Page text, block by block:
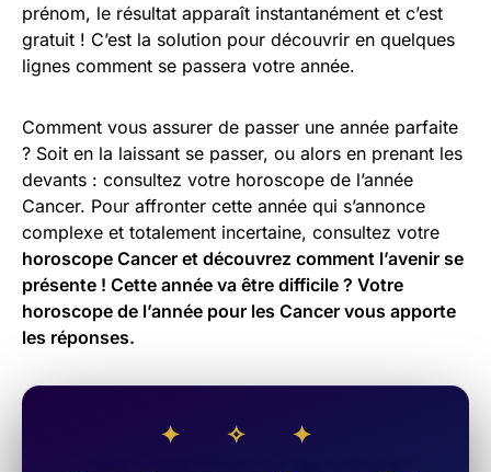
prénom, le résultat apparaît instantanément et c’est
gratuit ! C’est la solution pour découvrir en quelques
lignes comment se passera votre année.
Comment vous assurer de passer une année parfaite
? Soit en la laissant se passer, ou alors en prenant les
devants : consultez votre horoscope de l’année
Cancer. Pour affronter cette année qui s’annonce
complexe et totalement incertaine, consultez votre
horoscope Cancer et découvrez comment l’avenir se
présente ! Cette année va être difficile ? Votre
horoscope de l’année pour les Cancer vous apporte
les réponses.
✦ ✧ ✦